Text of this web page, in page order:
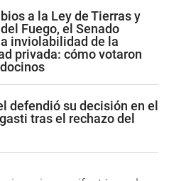
a la Ley de Tierras y
Fuego, el Senado
inviolabilidad de la
privada: cómo votaron
defendió su decisión en el
tras el rechazo del